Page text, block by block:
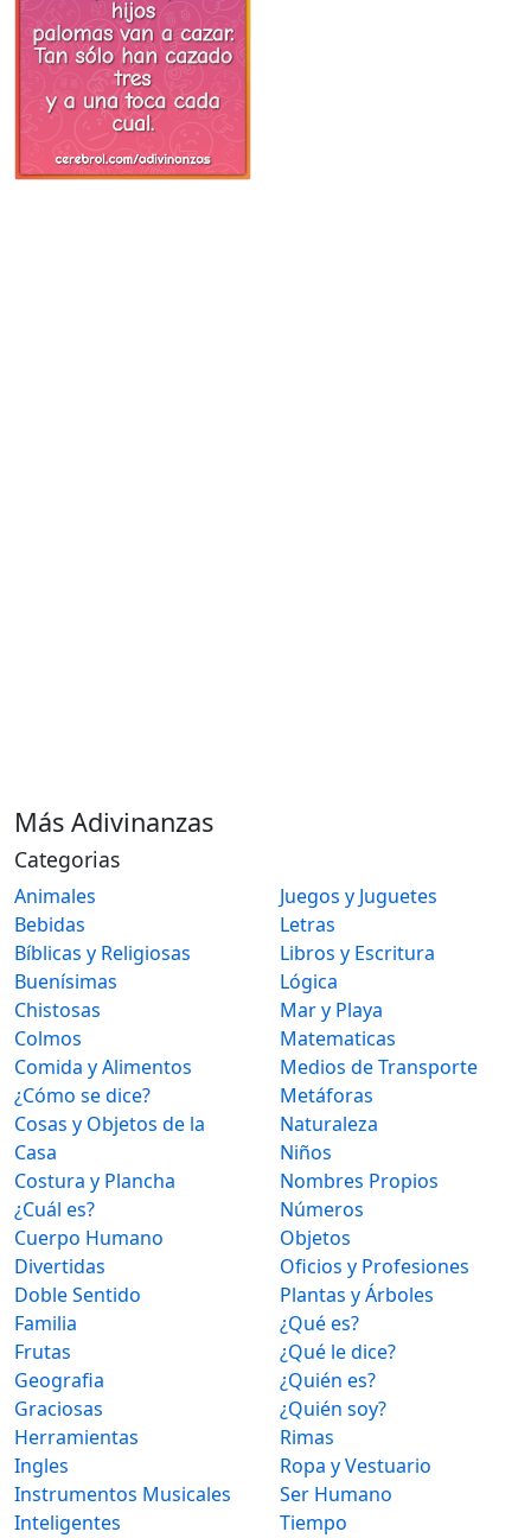
Más Adivinanzas
Categorias
Animales
Bebidas
Bíblicas y Religiosas
Buenísimas
Chistosas
Colmos
Comida y Alimentos
¿Cómo se dice?
Cosas y Objetos de la
Casa
Costura y Plancha
¿Cuál es?
Cuerpo Humano
Divertidas
Doble Sentido
Familia
Frutas
Geografia
Graciosas
Herramientas
Ingles
Instrumentos Musicales
Inteligentes
Juegos y Juguetes
Letras
Libros y Escritura
Lógica
Mar y Playa
Matematicas
Medios de Transporte
Metáforas
Naturaleza
Niños
Nombres Propios
Números
Objetos
Oficios y Profesiones
Plantas y Árboles
¿Qué es?
¿Qué le dice?
¿Quién es?
¿Quién soy?
Rimas
Ropa y Vestuario
Ser Humano
Tiempo